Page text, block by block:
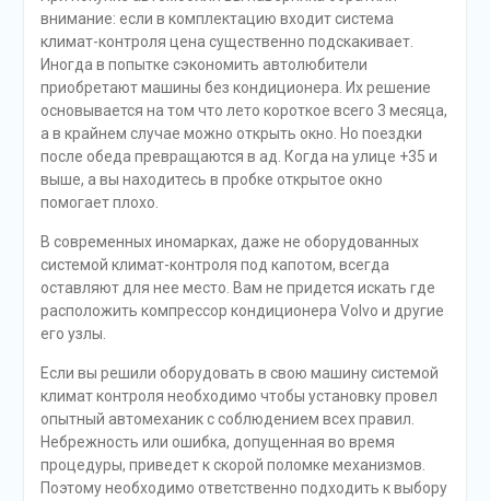
внимание: если в комплектацию входит система
климат-контроля цена существенно подскакивает.
Иногда в попытке сэкономить автолюбители
приобретают машины без кондиционера. Их решение
основывается на том что лето короткое всего 3 месяца,
а в крайнем случае можно открыть окно. Но поездки
после обеда превращаются в ад. Когда на улице +35 и
выше, а вы находитесь в пробке открытое окно
помогает плохо.
В современных иномарках, даже не оборудованных
системой климат-контроля под капотом, всегда
оставляют для нее место. Вам не придется искать где
расположить компрессор кондиционера Volvo и другие
его узлы.
Если вы решили оборудовать в свою машину системой
климат контроля необходимо чтобы установку провел
опытный автомеханик с соблюдением всех правил.
Небрежность или ошибка, допущенная во время
процедуры, приведет к скорой поломке механизмов.
Поэтому необходимо ответственно подходить к выбору